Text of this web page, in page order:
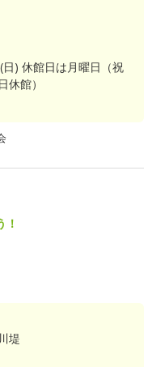
) 休館日は月曜日（祝
館）
！
堤